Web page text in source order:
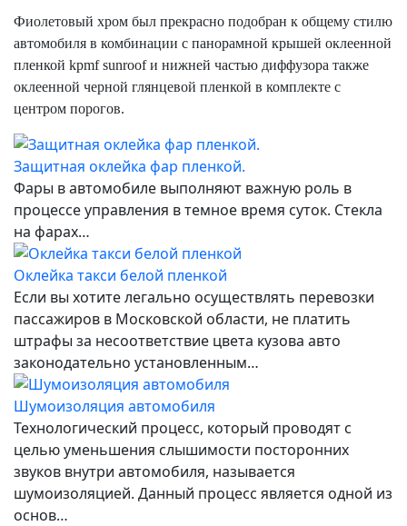
Фиолетовый хром был прекрасно подобран к общему стилю
автомобиля в комбинации с панорамной крышей оклеенной
пленкой kpmf sunroofи нижней частью диффузора также
оклеенной черной глянцевой пленкой в комплекте с
центром порогов.
Защитная оклейка фар пленкой.
Фары в автомобиле выполняют важную роль в
процессе управления в темное время суток. Стекла
на фарах…
Оклейка такси белой пленкой
Если вы хотите легально осуществлять перевозки
пассажиров в Московской области, не платить
штрафы за несоответствие цвета кузова авто
законодательно установленным…
Шумоизоляция автомобиля
Технологический процесс, который проводят с
целью уменьшения слышимости посторонних
звуков внутри автомобиля, называется
шумоизоляцией. Данный процесс является одной из
основ…